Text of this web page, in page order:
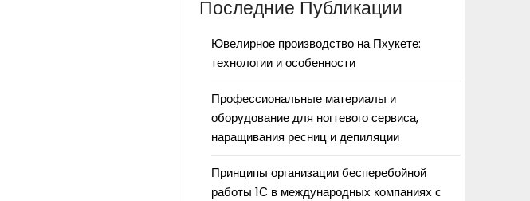
Последние Публикации
Ювелирное производство на Пхукете:
технологии и особенности
Профессиональные материалы и
оборудование для ногтевого сервиса,
наращивания ресниц и депиляции
Принципы организации бесперебойной
работы 1С в международных компаниях с